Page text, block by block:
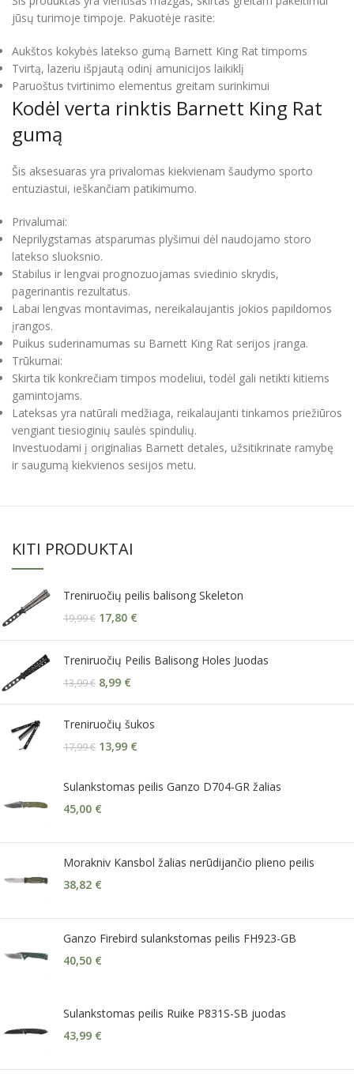
jūsų turimoje timpoje. Pakuotėje rasite:
Aukštos kokybės latekso gumą Barnett King Rat timpoms
Tvirtą, lazeriu išpjautą odinį amunicijos laikiklį
Paruoštus tvirtinimo elementus greitam surinkimui
Kodėl verta rinktis Barnett King Rat
gumą
Šis aksesuaras yra privalomas kiekvienam šaudymo sporto
entuziastui, ieškančiam patikimumo.
Privalumai:
Neprilygstamas atsparumas plyšimui dėl naudojamo storo
latekso sluoksnio.
Stabilus ir lengvai prognozuojamas sviedinio skrydis,
pagerinantis rezultatus.
Labai lengvas montavimas, nereikalaujantis jokios papildomos
įrangos.
Puikus suderinamumas su Barnett King Rat serijos įranga.
Trūkumai:
Skirta tik konkrečiam timpos modeliui, todėl gali netikti kitiems
gamintojams.
Lateksas yra natūrali medžiaga, reikalaujanti tinkamos priežiūros
vengiant tiesioginių saulės spindulių.
Investuodami į originalias Barnett detales, užsitikrinate ramybę
ir saugumą kiekvienos sesijos metu.
KITI PRODUKTAI
Treniruočių peilis balisong Skeleton
19,99€ 17,80 €
Treniruočių Peilis Balisong Holes Juodas
13,99€ 8,99 €
Treniruočių šukos
17,99€ 13,99 €
Sulankstomas peilis Ganzo D704-GR žalias
45,00 €
Morakniv Kansbol žalias nerūdijančio plieno peilis
38,82 €
Ganzo Firebird sulankstomas peilis FH923-GB
40,50 €
Sulankstomas peilis Ruike P831S-SB juodas
43,99 €